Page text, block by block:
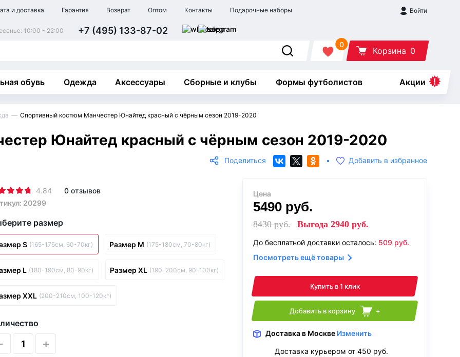
и доставка Гарантия Возврат Оптом Контакты Подарочные наборы Войти
10:00 - 22:00 +7 (495) 133-87-02
0
Корзина 0
обувь Одежда Аксессуары Сборные и клубы Формы футболистов Акции
Спортивный костюм Манчестер Юнайтед красный с чёрным сезон 2019-2020
Юнайтед красный с чёрным сезон 2019-2020
Поделиться • Добавить в избранное
4.84
0 отзывов
20299
размер
S (165-175см, 60-70кг) Размер M (175-180см, 70-80кг)
L (180-190см, 80-90кг) Размер XL (190-200см, 90-100кг)
XXL (200-210см, 100-120кг)
+
Цена
5490 руб.
8430руб. Выгода 2940 руб.
До бесплатной доставки осталось: 509 руб.
Посмотреть ещё товары
Купить в 1 клик
Добавить в корзину +
Доставка в Москве Изменить
Доставка курьером от 450 руб.